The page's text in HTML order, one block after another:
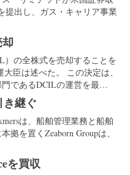
提出し、ガス・キャリア事業
）の全株式を売却することを
臣は述べた。 この決定は、
であるDCILの運営を最…
継ぐ
は、船舶管理業務と船舶
を置くZeaborn Groupは、
を買収